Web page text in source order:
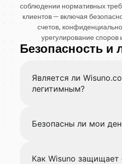
соблюдении нормативных
клиентов — включая
счетов,
урегулирование споров
Безопасность и
Является ли
легитимным?
Безопасны ли мои
Как Wisuno защищает